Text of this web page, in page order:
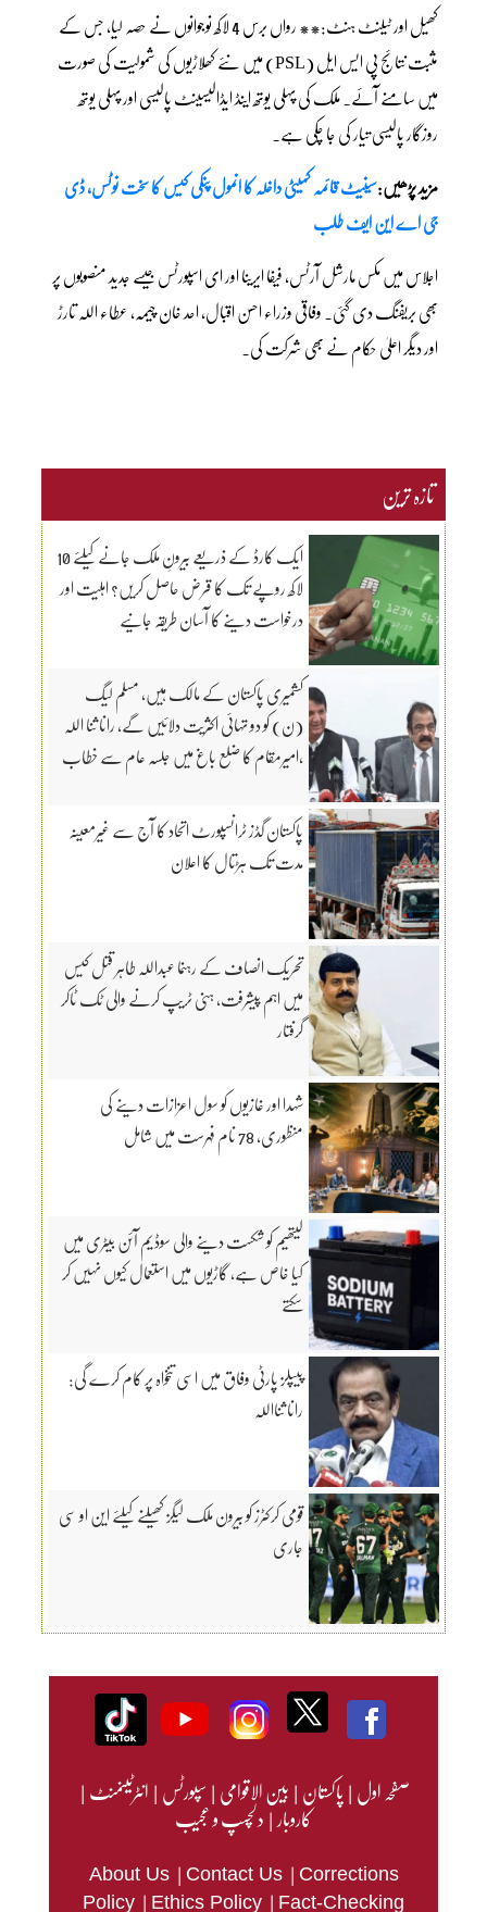
کھیل اور ٹیلنٹ ہنٹ:** رواں برس 4 لاکھ نوجوانوں نے حصہ لیا، جس کے
مثبت نتائج پی ایس ایل (PSL) میں نئے کھلاڑیوں کی شمولیت کی صورت
میں سامنے آئے۔ ملک کی پہلی یوتھ اینڈ ایڈالیسینٹ پالیسی اور پہلی یوتھ
روزگار پالیسی تیار کی جا چکی ہے۔
مزید پڑھیں:سینیٹ قائمہ کمیٹی داخلہ کا انمول پنکی کیس کا سخت نوٹس، ڈی
جی اے این ایف طلب
اجلاس میں مکس مارشل آرٹس، فیفا ایرینا اور ای اسپورٹس جیسے جدید منصوبوں پر
بھی بریفنگ دی گئی۔ وفاقی وزراء احسن اقبال، احد خان چیمہ، عطاء اللہ تارڑ
اور دیگر اعلیٰ حکام نے بھی شرکت کی۔
تازہ ترین
ایک کارڈ کے ذریعے بیرونِ ملک جانے کیلئے 10
لاکھ روپے تک کا قرض حاصل کریں؟ اہلیت اور
درخواست دینے کا آسان طریقہ جانیے
کشمیری پاکستان کے مالک ہیں، مسلم لیگ
(ن) کو دو تہائی اکثریت دلائیں گے، رانا ثنا اللہ
،امیرمقام کا ضلع باغ میں جلسہ عام سے خطاب
پاکستان گڈز ٹرانسپورٹ اتحاد کا آج سے غیرمعینہ
مدت تک ہڑتال کا اعلان
تحریک انصاف کے رہنما عبداللہ طاہر قتل کیس
میں اہم پیشرفت، ہنی ٹریپ کرنے والی ٹک ٹاکر
گرفتار
شہدا اور غازیوں کو سول اعزازات دینے کی
منظوری، 78 نام فہرست میں شامل
لیتھیم کو شکست دینے والی سوڈیم آئن بیٹری میں
کیا خاص ہے، گاڑیوں میں استعمال کیوں نہیں کر
سکتے
پیپلز پارٹی وفاق میں اسی تنخواہ پر کام کرے گی:
رانا ثنااللہ
قومی کرکٹرز کو بیرون ملک لیگز کھیلنے کیلئے این او سی
جاری
صفحہ اول|پاکستان|بین الاقوامی|سپورٹس|انٹرٹینمنٹ|
کاروبار|دلچسپ و عجیب
About Us | Contact Us | Corrections
Policy | Ethics Policy | Fact-Checking